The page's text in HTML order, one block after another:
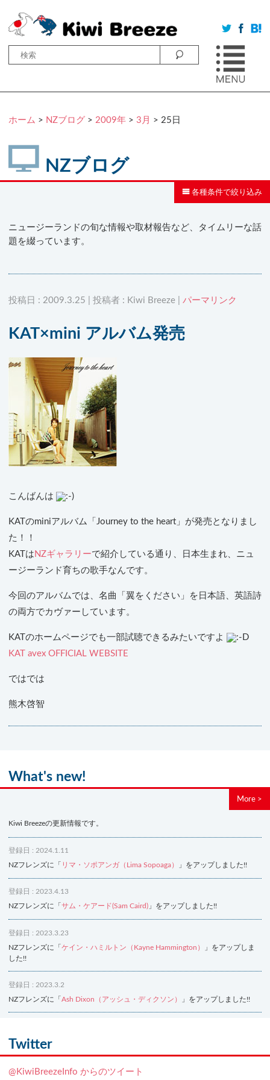
ホーム > NZブログ > 2009年 > 3月 > 25日
NZブログ
各種条件で絞り込み
ニュージーランドの旬な情報や取材報告など、タイムリーな話
題を綴っています。
投稿日 : 2009.3.25 | 投稿者 : Kiwi Breeze | パーマリンク
KAT×mini アルバム発売
こんばんは
KATのminiアルバム「Journey to the heart」が発売となりまし
た！！
KATは NZギャラリーで紹介している通り、日本生まれ、ニュ
ージーランド育ちの歌手なんです。
今回のアルバムでは、名曲「翼をください」を日本語、英語詩
の両方でカヴァーしています。
KATのホームページでも一部試聴できるみたいですよ
KAT avex OFFICIAL WEBSITE
ではでは
熊木啓智
What's new!
More >
Kiwi Breezeの更新情報です。
登録日 : 2024.1.11
NZフレンズに「 リマ・ソポアンガ（Lima Sopoaga） 」をアップしました!!
登録日 : 2023.4.13
NZフレンズに「 サム・ケアード(Sam Caird) 」をアップしました!!
登録日 : 2023.3.23
NZフレンズに「 ケイン・ハミルトン（Kayne Hammington）
」をアップしま
した!!
登録日 : 2023.3.2
NZフレンズに「 Ash Dixon（アッシュ・ディクソン） 」をアップしました!!
NZフレンズに「
登録日 : 2019.4.10
Twitter
@KiwiBreezeInfo からのツイート